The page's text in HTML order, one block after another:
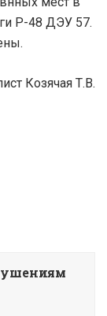
Р-48 ДЭУ 57.
Козячая Т.В.